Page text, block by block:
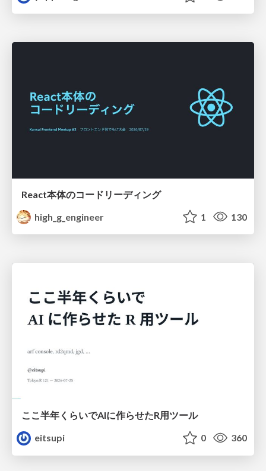
React本体のコードリーディング
high_g_engineer
1 130
ここ半年くらいでAIに作らせたR用ツール
eitsupi
0 360